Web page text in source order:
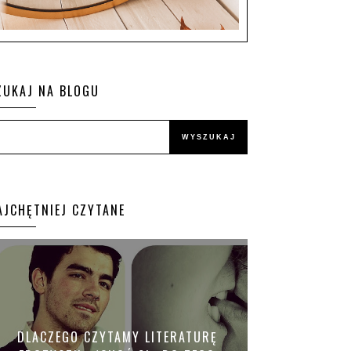
NA BLOGU
CZYTANE
DLACZEGO CZYTAMY LITERATURĘ